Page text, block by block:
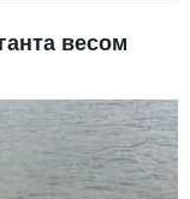
весом